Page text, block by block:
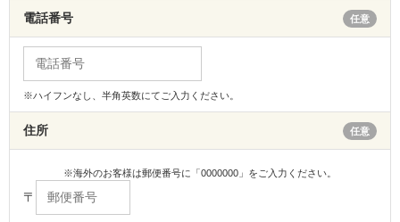
電話番号 任意
※ハイフンなし、半角英数にてご入力ください。
住所 任意
※海外のお客様は郵便番号に「0000000」をご入力ください。
〒